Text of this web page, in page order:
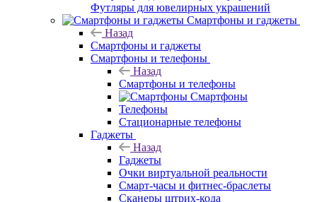
Футляры для ювелирных украшений
Смартфоны и гаджеты
Назад
Смартфоны и гаджеты
Смартфоны и телефоны
Назад
Смартфоны и телефоны
Смартфоны
Телефоны
Стационарные телефоны
Гаджеты
Назад
Гаджеты
Очки виртуальной реальности
Смарт-часы и фитнес-браслеты
Сканеры штрих-кода